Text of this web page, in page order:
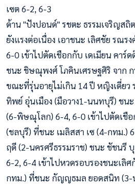
เซต 6-2, 6-3
ด้าน "ปังปอนด์" รชตะ ธรรมเจริญสถิ
ยังแรงต่อเนื่อง เอาชนะ เลิศชัย รณร
6-0 เข้าไปตัดเชือกกับ เดเมียน คาร์
ชนะ ชิษณุพงศ์ โภคินเศรษฐศิริ จาก
ขณะที่รุ่นอายุไม่เกิน 14 ปี หญิงเดี่ยว
ทิพย์ อุ่นเมือง (มือวาง1-นนทบุรี) ชน
(6-พิษณุโลก) 6-4, 6-0 เข้าไปตัดเ
(ชลบุรี) ที่ชนะ เมลิสสา เซ (4-กทม.)
ฤดี (2-นครศรีธรรมราช) ชนะ ชัชนรี
6-2, 6-4 เข้าไปหวดรอบรองชนะเลิ
กทม.) ที่ชนะ กัญญธมล ยอดสนิท (3-น